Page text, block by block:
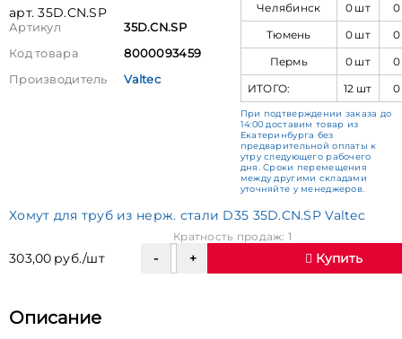
арт. 35D.CN.SP
Артикул
35D.CN.SP
Код товара
8000093459
Производитель
Valtec
Челябинск
0 шт
Тюмень
0 шт
Пермь
0 шт
ИТОГО:
12 шт
При подтверждении заказа до
14:00 доставим товар из
Екатеринбурга без
предварительной оплаты к
утру следующего рабочего
дня. Сроки перемещения
между другими складами
уточняйте у менеджеров.
Хомут для труб из нерж. стали D35 35D.CN.SP Valtec
303,00 руб./шт
Кратность продаж: 1
Купить
Описание